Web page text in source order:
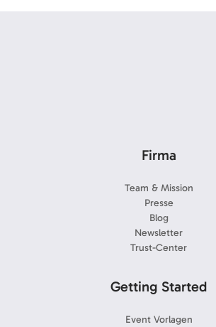
Firma
Team & Mission
Presse
Blog
Newsletter
Trust-Center
Getting Started
Event Vorlagen